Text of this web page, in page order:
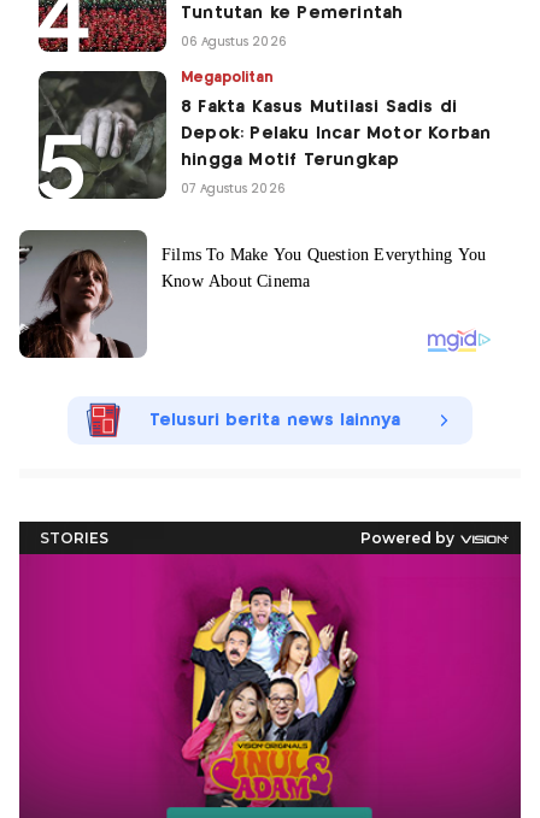
Tuntutan ke Pemerintah
06 Agustus 2026
Megapolitan
8 Fakta Kasus Mutilasi Sadis di
Depok: Pelaku Incar Motor Korban
hingga Motif Terungkap
07 Agustus 2026
Telusuri berita news lainnya